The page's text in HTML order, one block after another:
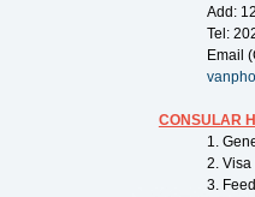
Add:
Tel:
Email
CONSULAR
1.
2.
3.